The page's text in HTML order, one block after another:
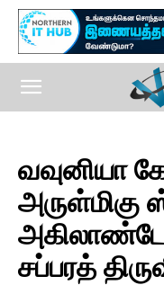
வவுனியா
அருள்மிகு
சப்பரத்